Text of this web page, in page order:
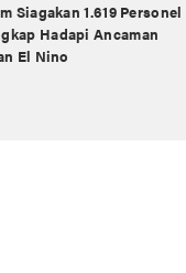
Siagakan 1.619 Personel
Hadapi Ancaman
El Nino